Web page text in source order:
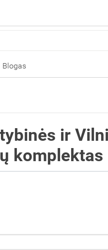
Blogas
ir
komplektas